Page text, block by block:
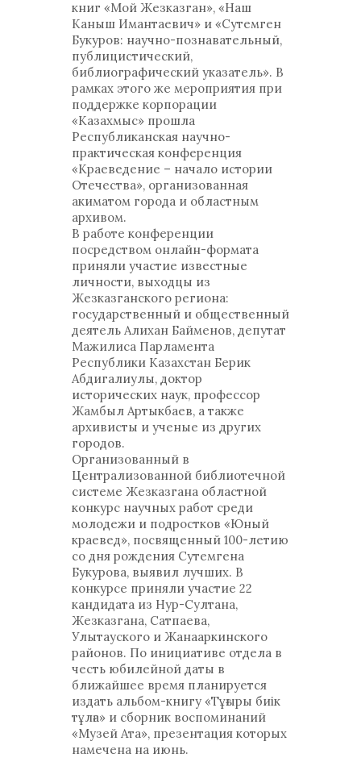
книг «Мой Жезказган», «Наш
Каныш Имантаевич» и «Сутемген
Букуров: научно-познавательный,
публицистический,
библиографический указатель». В
рамках этого же мероприятия при
поддержке корпорации
«Казахмыс» прошла
Республиканская научно-
практическая конференция
«Краеведение – начало истории
Отечества», организованная
акиматом города и областным
архивом.
В работе конференции
посредством онлайн-формата
приняли участие известные
личности, выходцы из
Жезказганского региона:
государственный и общественный
деятель Алихан Байменов, депутат
Мажилиса Парламента
Республики Казахстан Берик
Абдигалиулы, доктор
исторических наук, профессор
Жамбыл Артыкбаев, а также
архивисты и ученые из других
городов.
Организованный в
Централизованной библиотечной
системе Жезказгана областной
конкурс научных работ среди
молодежи и подростков «Юный
краевед», посвященный 100-летию
со дня рождения Сутемгена
Букурова, выявил лучших. В
конкурсе приняли участие 22
кандидата из Нур-Султана,
Жезказгана, Сатпаева,
Улытауского и Жанааркинского
районов. По инициативе отдела в
честь юбилейной даты в
ближайшее время планируется
издать альбом-книгу «Тұғыры биік
тұлға» и сборник воспоминаний
«Музей Ата», презентация которых
намечена на июнь.